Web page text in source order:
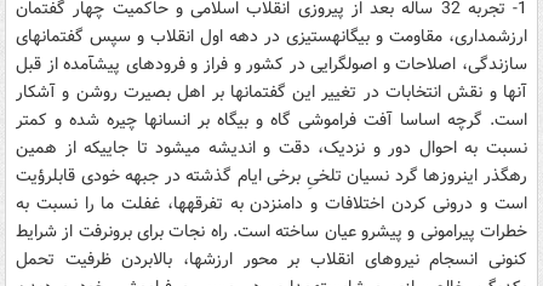
1- تجربه 32‎ ساله بعد از پیروزی انقلاب اسلامی و حاکمیت چهار گفتمان
ارزش‎مداری، مقاومت و بیگانه‎ستیزی در دهه اول انقلاب و سپس گفتمان‎‎های
سازندگی، اصلاحات و اصول‎گرایی در کشور و فراز و فرود‎های پیش‎آمده از قبل
آن‎ها و نقش انتخابات‎‎ در تغییر این گفتمان‎‎ها بر اهل بصیرت روشن و آشکار
است. گرچه اساسا آفت فراموشی گاه و بی‎گاه بر انسان‎‎ها چیره شده و کمتر
نسبت به احوال دور و نزدیک، دقت و اندیشه می‎شود تا جایی‎که از همین
رهگذر این‎روز‎ها گرد نسیان تلخیِ برخی ایام گذشته در جبهه خودی قابل‎رؤیت
است و درونی کردن اختلافات و دامن‎زدن به تفرقه‎ها، غفلت ما را نسبت به
خطرات پیرامونی و پیش‎رو عیان ساخته است. راه نجات برای برون‎رفت از شرایط
کنونی انسجام نیرو‎های انقلاب بر محور ارزش‎ها، بالابردن ظرفیت تحمل